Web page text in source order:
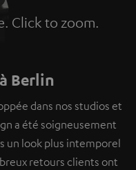
Click to zoom.
Berlin
dans nos studios et
a été soigneusement
un look plus intemporel
retours clients ont